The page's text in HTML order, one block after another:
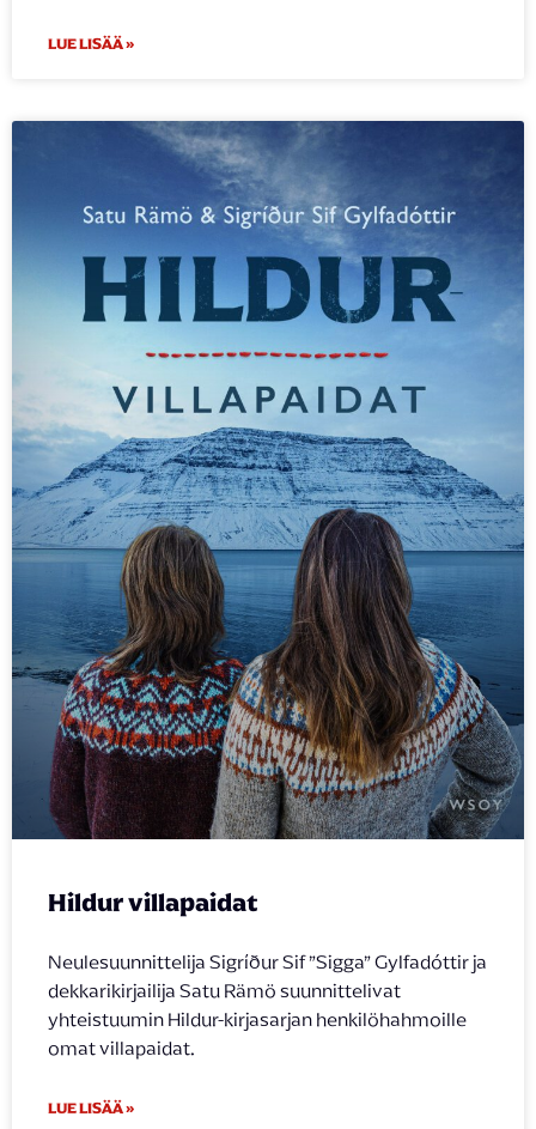
LUE LISÄÄ »
Hildur villapaidat
Neulesuunnittelija Sigríður Sif ”Sigga” Gylfadóttir ja
dekkarikirjailija Satu Rämö suunnittelivat
yhteistuumin Hildur-kirjasarjan henkilöhahmoille
omat villapaidat.
LUE LISÄÄ »